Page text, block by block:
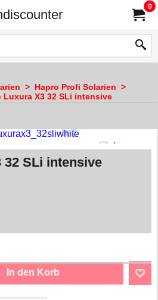
0
> Hapro Profi Solarien >
Luxura X3 32 SLi intensive
32 SLi intensive
In den Korb